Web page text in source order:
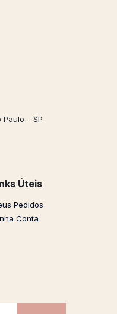
– SP
Úteis
Pedidos
Conta